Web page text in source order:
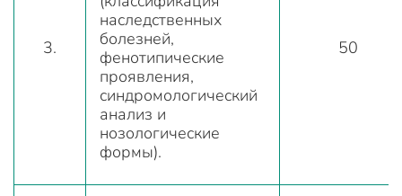
3.
наследственных
болезней,
фенотипические
проявления,
синдромологический
анализ и
нозологические
формы).
50